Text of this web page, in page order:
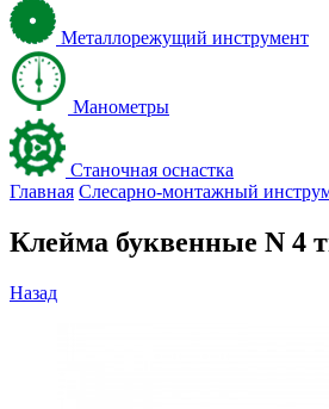
Металлорежущий инструмент
Манометры
Станочная оснастка
Главная Слесарно-монтажный
Клейма буквенные N 4
Назад